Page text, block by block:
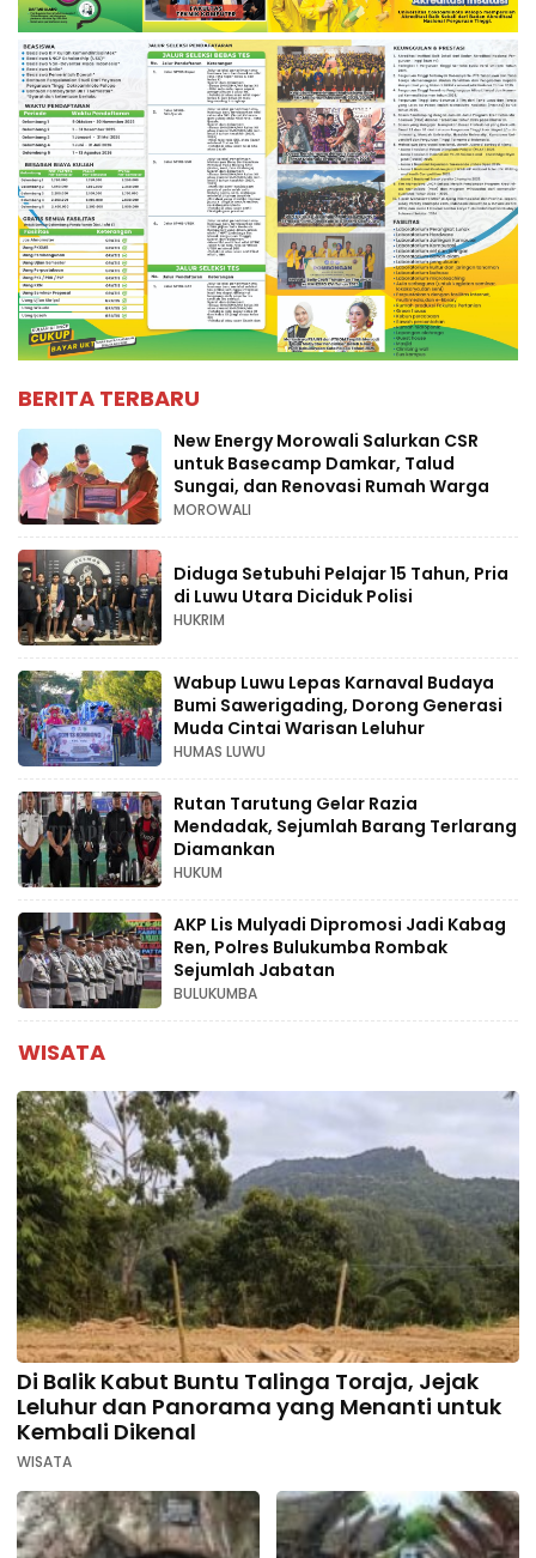
BERITA TERBARU
New Energy Morowali Salurkan CSR
untuk Basecamp Damkar, Talud
Sungai, dan Renovasi Rumah Warga
MOROWALI
Diduga Setubuhi Pelajar 15 Tahun, Pria
di Luwu Utara Diciduk Polisi
HUKRIM
Wabup Luwu Lepas Karnaval Budaya
Bumi Sawerigading, Dorong Generasi
Muda Cintai Warisan Leluhur
HUMAS LUWU
Rutan Tarutung Gelar Razia
Mendadak, Sejumlah Barang Terlarang
Diamankan
HUKUM
AKP Lis Mulyadi Dipromosi Jadi Kabag
Ren, Polres Bulukumba Rombak
Sejumlah Jabatan
BULUKUMBA
WISATA
Di Balik Kabut Buntu Talinga Toraja, Jejak
Leluhur dan Panorama yang Menanti untuk
Kembali Dikenal
WISATA